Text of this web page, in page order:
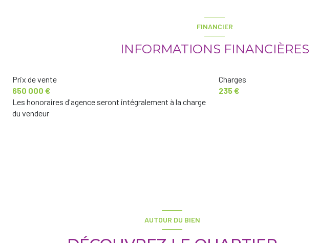
interphone
FINANCIER
INFORMATIONS FINANCIÈRES
Prix de vente
650 000 €
Les honoraires d'agence seront intégralement à la charge
du vendeur
Charges
235 €
AUTOUR DU BIEN